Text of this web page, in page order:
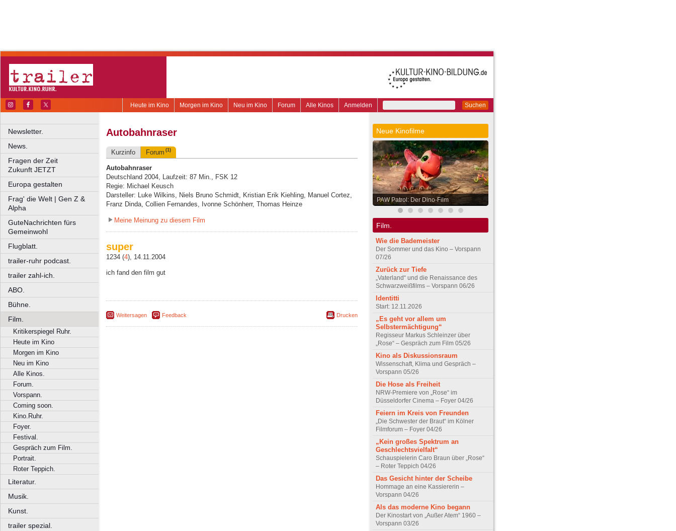
Suchen
Anmelden
Alle Kinos
Forum
Neu im Kino
Morgen im Kino
Heute im Kino
Newsletter.
News.
Fragen der Zeit
Zukunft JETZT
Europa gestalten
Frag' die Welt | Gen Z &
Alpha
GuteNachrichten fürs
Gemeinwohl
Flugblatt.
trailer-ruhr podcast.
trailer zahl-ich.
ABO.
Bühne.
Film.
Kritikerspiegel Ruhr.
Heute im Kino
Morgen im Kino
Neu im Kino
Alle Kinos.
Forum.
Vorspann.
Coming soon.
Kino.Ruhr.
Foyer.
Festival.
Gespräch zum Film.
Portrait.
Roter Teppich.
Literatur.
Musik.
Kunst.
trailer spezial.
Autobahnraser
Kurzinfo Forum (1)
Autobahnraser
Deutschland 2004, Laufzeit: 87 Min., FSK 12
Regie: Michael Keusch
Darsteller: Luke Wilkins, Niels Bruno Schmidt, Kristian Erik Kiehling, Manuel Cortez,
Franz Dinda, Collien Fernandes, Ivonne Schönherr, Thomas Heinze
Meine Meinung zu diesem Film
super
1234 (4), 14.11.2004
ich fand den film gut
Weitersagen Feedback Drucken
Neue Kinofilme
PAW Patrol: Der Dino-Film
Film.
Wie die Bademeister
Der Sommer und das Kino – Vorspann
07/26
Zurück zur Tiefe
„Vaterland“ und die Renaissance des
Schwarzweißfilms – Vorspann 06/26
Identitti
Start: 12.11.2026
„Es geht vor allem um
Selbstermächtigung“
Regisseur Markus Schleinzer über
„Rose“ – Gespräch zum Film 05/26
Kino als Diskussionsraum
Wissenschaft, Klima und Gespräch –
Vorspann 05/26
Die Hose als Freiheit
NRW-Premiere von „Rose“ im
Düsseldorfer Cinema – Foyer 04/26
Feiern im Kreis von Freunden
„Die Schwester der Braut“ im Kölner
Filmforum – Foyer 04/26
„Kein großes Spektrum an
Geschlechtsvielfalt“
Schauspielerin Caro Braun über „Rose“
– Roter Teppich 04/26
Das Gesicht hinter der Scheibe
Hommage an eine Kassiererin –
Vorspann 04/26
Als das moderne Kino begann
Der Kinostart von „Außer Atem“ 1960 –
Vorspann 03/26